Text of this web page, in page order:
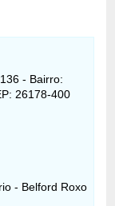
- Bairro:
26178-400
- Belford Roxo